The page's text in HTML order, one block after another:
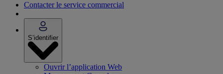
Contacter le service commercial
S’identifier
Ouvrir l’application Web